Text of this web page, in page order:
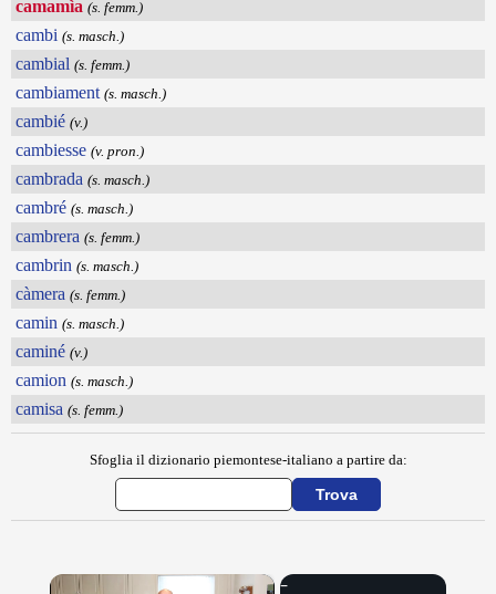
camamìa (s. femm.)
cambi (s. masch.)
cambial (s. femm.)
cambiament (s. masch.)
cambié (v.)
cambiesse (v. pron.)
cambrada (s. masch.)
cambré (s. masch.)
cambrera (s. femm.)
cambrin (s. masch.)
càmera (s. femm.)
camin (s. masch.)
caminé (v.)
camion (s. masch.)
camisa (s. femm.)
Sfoglia il dizionario piemontese-italiano a partire da:
×